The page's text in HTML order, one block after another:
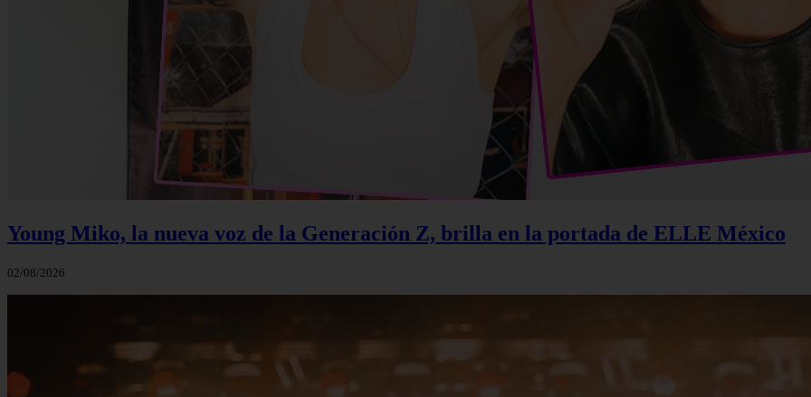
Young Miko, la nueva voz de la Generación Z, brilla en la portada de ELLE México
02/08/2026